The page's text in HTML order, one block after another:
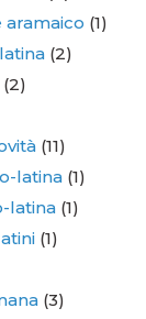
(1)
(2)
(2)
(11)
latina (1)
latina (1)
(1)
(3)